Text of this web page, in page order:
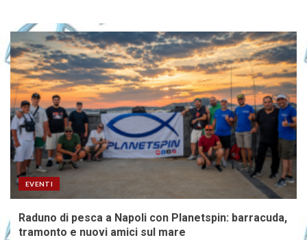
EVENTI
Raduno di pesca a Napoli con Planetspin: barracuda,
tramonto e nuovi amici sul mare